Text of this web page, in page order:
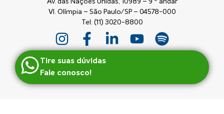
Av. das Nações Unidas, 10989 – 9 º andar
Vl. Olímpia – São Paulo/SP – 04578-000
Tel: (11) 3020-8800
Tire suas dúvidas
Fale conosco!